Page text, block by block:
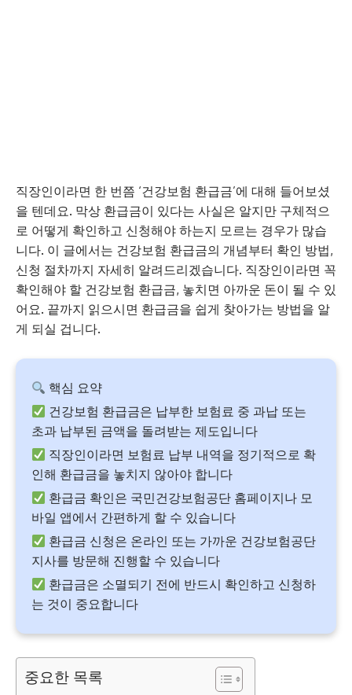
직장인이라면 한 번쯤 ‘건강보험 환급금’에 대해 들어보셨
을 텐데요. 막상 환급금이 있다는 사실은 알지만 구체적으
로 어떻게 확인하고 신청해야 하는지 모르는 경우가 많습
니다. 이 글에서는 건강보험 환급금의 개념부터 확인 방법,
신청 절차까지 자세히 알려드리겠습니다. 직장인이라면 꼭
확인해야 할 건강보험 환급금, 놓치면 아까운 돈이 될 수 있
어요. 끝까지 읽으시면 환급금을 쉽게 찾아가는 방법을 알
게 되실 겁니다.
핵심 요약
건강보험 환급금은 납부한 보험료 중 과납 또는
초과 납부된 금액을 돌려받는 제도입니다
직장인이라면 보험료 납부 내역을 정기적으로 확
인해 환급금을 놓치지 않아야 합니다
환급금 확인은 국민건강보험공단 홈페이지나 모
바일 앱에서 간편하게 할 수 있습니다
환급금 신청은 온라인 또는 가까운 건강보험공단
지사를 방문해 진행할 수 있습니다
환급금은 소멸되기 전에 반드시 확인하고 신청하
는 것이 중요합니다
중요한 목록